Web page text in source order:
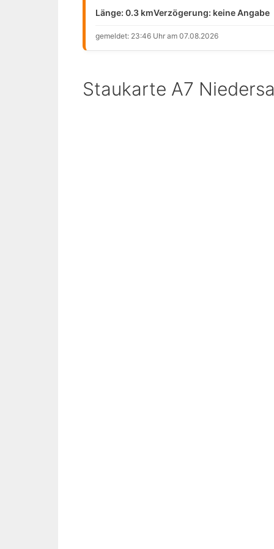
Länge: 0.3 kmVerzögerung: keine Angabe
gemeldet: 23:46 Uhr am 07.08.2026
Staukarte A7